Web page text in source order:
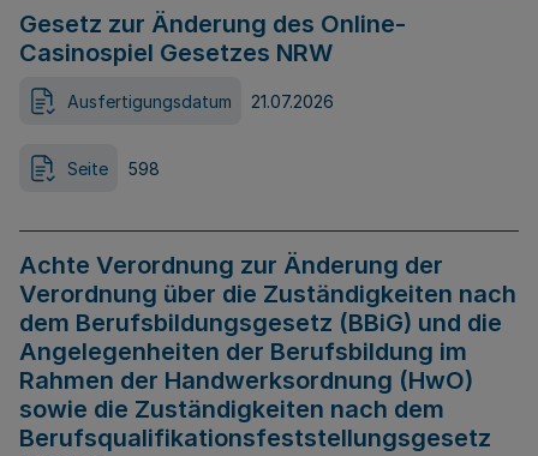
Gesetz zur Änderung des Online-
Casinospiel Gesetzes NRW
Ausfertigungsdatum 21.07.2026
Seite 598
Achte Verordnung zur Änderung der
Verordnung über die Zuständigkeiten nach
dem Berufsbildungsgesetz (BBiG) und die
Angelegenheiten der Berufsbildung im
Rahmen der Handwerksordnung (HwO)
sowie die Zuständigkeiten nach dem
Berufsqualifikationsfeststellungsgesetz